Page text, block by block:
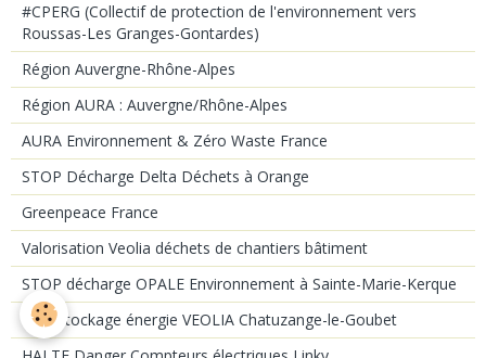
#CPERG (Collectif de protection de l'environnement vers
Roussas-Les Granges-Gontardes)
Région Auvergne-Rhône-Alpes
Région AURA : Auvergne/Rhône-Alpes
AURA Environnement & Zéro Waste France
STOP Décharge Delta Déchets à Orange
Greenpeace France
Valorisation Veolia déchets de chantiers bâtiment
STOP décharge OPALE Environnement à Sainte-Marie-Kerque
Pôle stockage énergie VEOLIA Chatuzange-le-Goubet